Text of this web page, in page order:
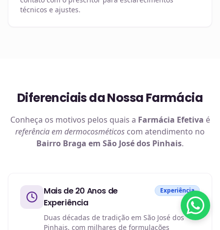
técnicos e ajustes.
Diferenciais da Nossa Farmácia
Conheça os motivos pelos quais a Farmácia Efetiva é
referência em dermocosméticos com atendimento no
Bairro Braga em São José dos Pinhais.
Mais de 20 Anos de
Experiência
Experiência
Duas décadas de tradição em São José dos
Pinhais, com milhares de formulações